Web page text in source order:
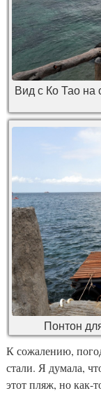
Вид с Ко Тао на
Понтон
К сожалению,
стали. Я думала,
этот пляж, но как-